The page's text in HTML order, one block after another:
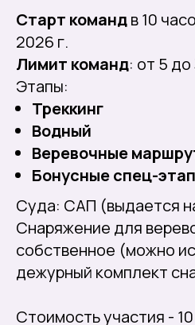
Старт командв 10
2026 г.
Лимит команд: от 5 до
Этапы:
Треккинг
Водный
Веревочные
Бонусные спец-
Суда: САП (выдается
Снаряжение для
собственное (можно
дежурный комплект
Стоимость участия -